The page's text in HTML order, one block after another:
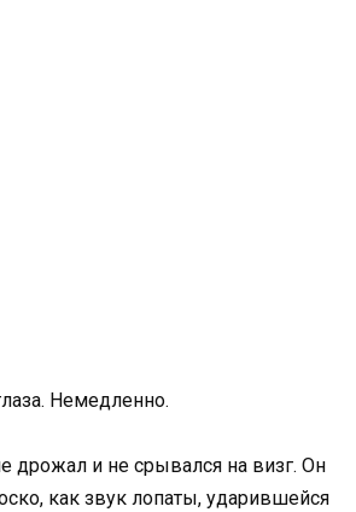
Немедленно.
дрожал и не срывался на визг. Он
как звук лопаты, ударившейся